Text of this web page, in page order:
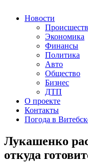
Новости
Экономика
Финансы
Политика
Авто
Общество
Бизнес
ДТП
О проекте
Контакты
Погода в
Лукашенко
откуда